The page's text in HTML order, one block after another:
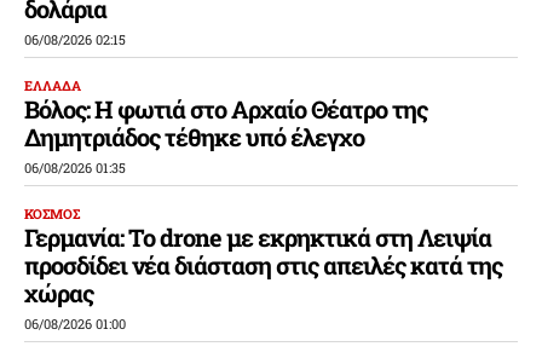
δολάρια
06/08/2026 02:15
ΕΛΛΑΔΑ
Βόλος: Η φωτιά στο Αρχαίο Θέατρο της
Δημητριάδος τέθηκε υπό έλεγχο
06/08/2026 01:35
ΚΟΣΜΟΣ
Γερμανία: Το drone με εκρηκτικά στη Λειψία
προσδίδει νέα διάσταση στις απειλές κατά της
χώρας
06/08/2026 01:00